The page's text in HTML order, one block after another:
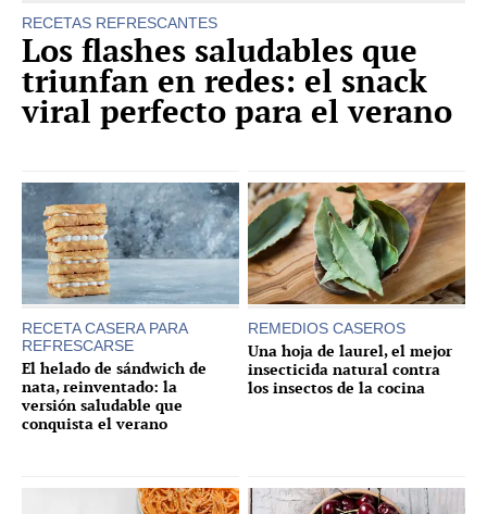
RECETAS REFRESCANTES
Los flashes saludables que
triunfan en redes: el snack
viral perfecto para el verano
RECETA CASERA PARA
REFRESCARSE
El helado de sándwich de
nata, reinventado: la
versión saludable que
conquista el verano
REMEDIOS CASEROS
Una hoja de laurel, el mejor
insecticida natural contra
los insectos de la cocina